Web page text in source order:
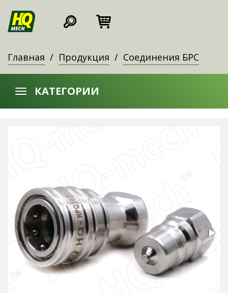
Главная Продукция Соединения БРС
КАТЕГОРИИ